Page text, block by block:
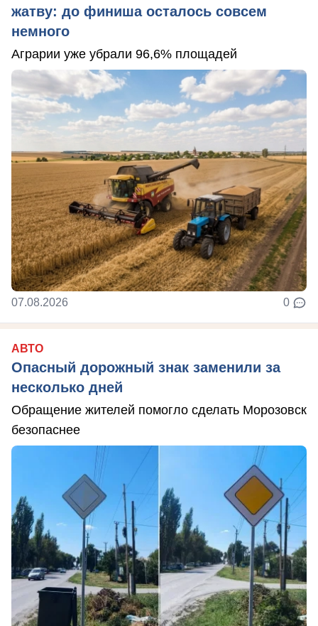
жатву: до финиша осталось совсем
немного
Аграрии уже убрали 96,6% площадей
07.08.2026 0
АВТО
Опасный дорожный знак заменили за
несколько дней
Обращение жителей помогло сделать Морозовск
безопаснее